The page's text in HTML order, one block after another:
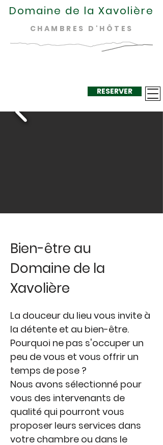
Domaine de la Xavolière
CHAMBRES D'HÔTES
RESERVER
Bien-être au
Domaine de la
Xavolière
La douceur du lieu vous invite à
la détente et au bien-être.
Pourquoi ne pas s'occuper un
peu de vous et vous offrir un
temps de pose ?
Nous avons sélectionné pour
vous des intervenants de
qualité qui pourront vous
proposer leurs services dans
votre chambre ou dans le